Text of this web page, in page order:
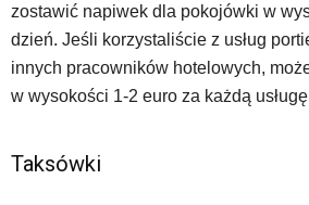
zostawić napiwek dla pokojówki w
dzień. Jeśli korzystaliście z usług
innych pracowników hotelowych,
w wysokości 1-2 euro za każdą
Taksówki